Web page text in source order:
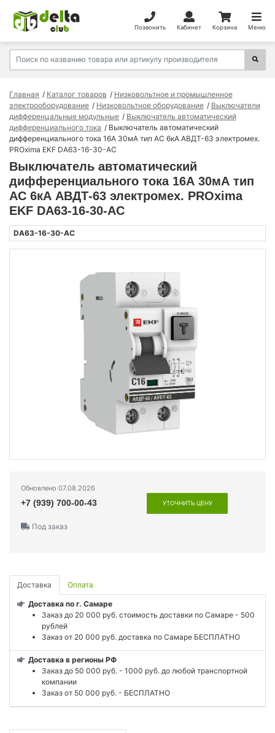
Позвонить Кабинет Корзина Меню
Главная Каталог товаров
Низковольтное и промышленное
электрооборудование
Низковольтное оборудование
Выключатели
дифференцальные модульные
Выключатель автоматический
дифференциального тока
Выключатель автоматический
дифференциального тока 16А 30мА тип AC 6кА АВДТ-63 электромех.
PROxima EKF DA63-16-30-AC
Выключатель автоматический
дифференциального тока 16А 30мА тип
AC 6кА АВДТ-63 электромех. PROxima
EKF DA63-16-30-AC
DA63-16-30-AC
Обновлено 07.08.2026
+7 (939) 700-00-43 УТОЧНИТЬ ЦЕНУ
Под заказ
Доставка Оплата
Доставка по г. Самаре
Заказ до 20 000 руб. стоимость доставки по Самаре - 500
рублей
Заказ от 20 000 руб. доставка по Самаре БЕСПЛАТНО
Доставка в регионы РФ
Заказ до 50 000 руб. - 1000 руб. до любой транспортной
компании
Заказ от 50 000 руб. - БЕСПЛАТНО